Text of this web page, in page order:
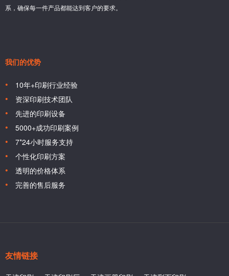
系，确保每一件产品都能达到客户的要求。
我们的优势
10年+印刷行业经验
资深印刷技术团队
先进的印刷设备
5000+成功印刷案例
7*24小时服务支持
个性化印刷方案
透明的价格体系
完善的售后服务
友情链接